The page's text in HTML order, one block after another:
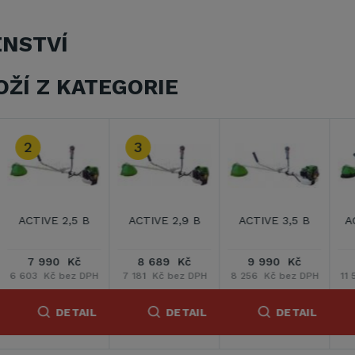
Z KATEGORIE
ACTIVE 4,0 BT
13 990 Kč
11 562 Kč bez DPH
DETAIL
ACTIVE 4,5 BT
13 489 Kč
11 148 Kč bez DPH
DETAIL
ACTIVE 5,5 BT
14 389 Kč
11 892 Kč bez DPH
DETAIL